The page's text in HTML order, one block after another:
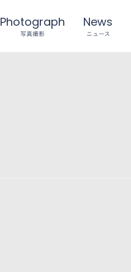
Photograph
写真撮影
News
ニュース